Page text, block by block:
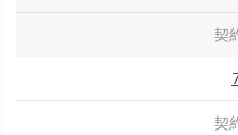
契
契